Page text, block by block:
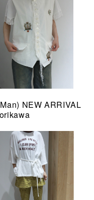
NEW ARRIVAL